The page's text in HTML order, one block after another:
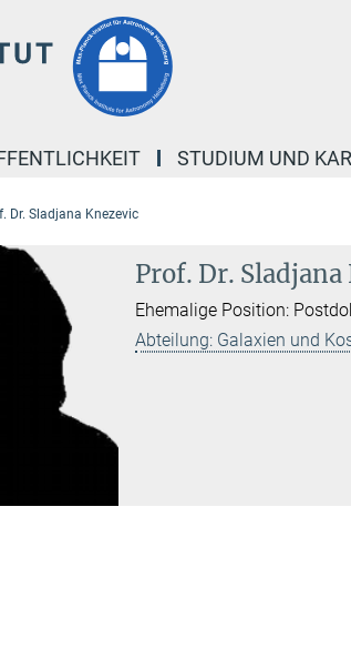
STUDIUM UND
Dr. Sladjana Knezevic
Prof. Dr. Sladjana
Ehemalige Position:
Abteilung: Galaxien und